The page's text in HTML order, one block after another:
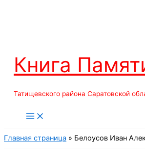
Книга
Татищевского района Саратовской
Главная страница » Белоусов Иван